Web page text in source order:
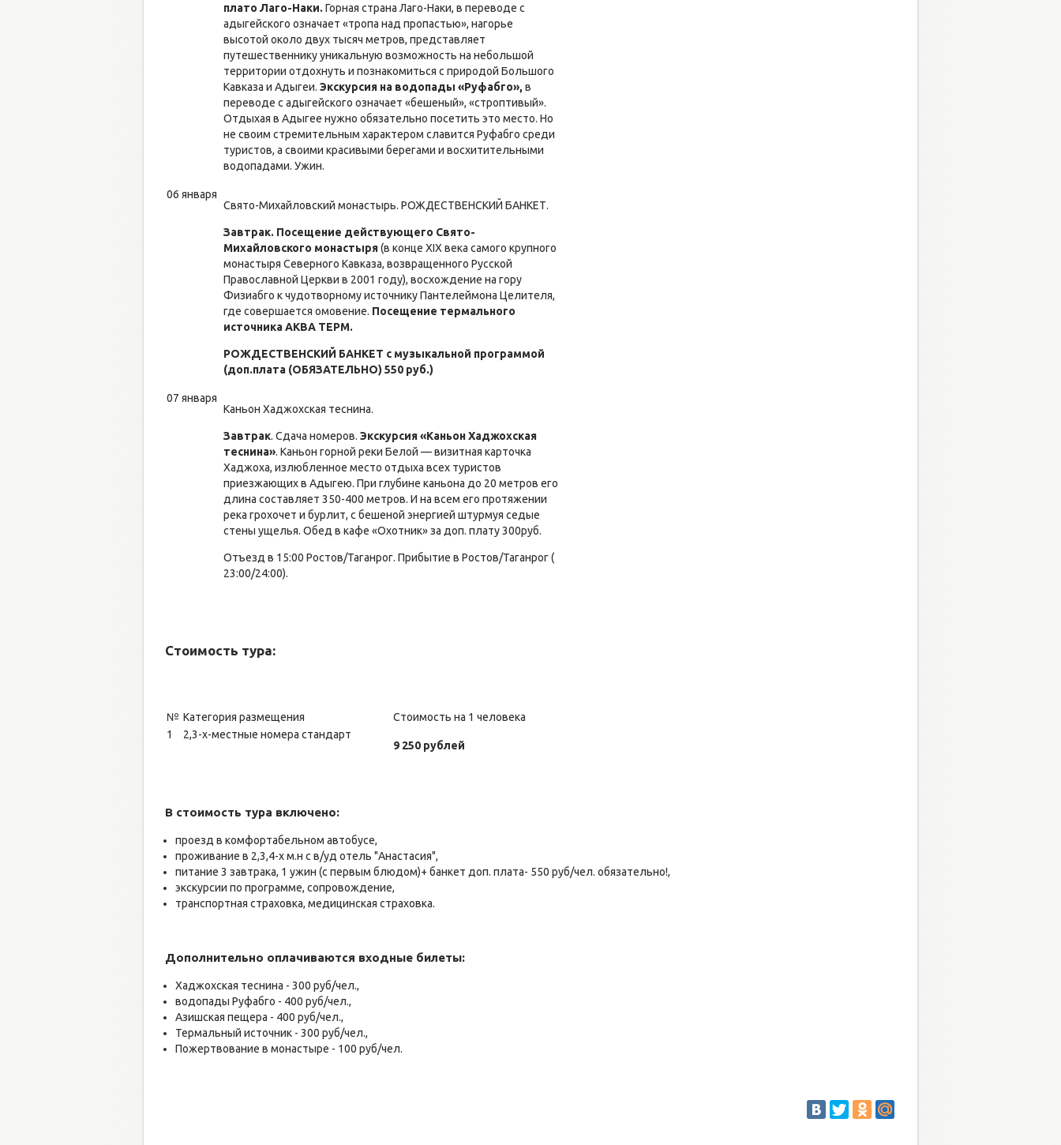
плато Лаго-Наки. Горная страна Лаго-Наки, в переводе с
адыгейского означает «тропа над пропастью», нагорье
высотой около двух тысяч метров, представляет
путешественнику уникальную возможность на небольшой
территории отдохнуть и познакомиться с природой Большого
Кавказа и Адыгеи. Экскурсия на водопады «Руфабго»,в
переводе с адыгейского означает «бешеный», «строптивый».
Отдыхая в Адыгее нужно обязательно посетить это место. Но
не своим стремительным характером славится Руфабго среди
туристов, а своими красивыми берегами и восхитительными
водопадами. Ужин.
06 января
Свято-Михайловский монастырь. РОЖДЕСТВЕНСКИЙ БАНКЕТ.
Завтрак. Посещение действующего Свято-
Михайловского монастыря(в конце XIX века самого крупного
монастыря Северного Кавказа, возвращенного Русской
Православной Церкви в 2001 году), восхождение на гору
Физиабго к чудотворному источнику Пантелеймона Целителя,
где совершается омовение. Посещение термального
источника АКВА ТЕРМ.
РОЖДЕСТВЕНСКИЙ БАНКЕТ с музыкальной программой
(доп.плата (ОБЯЗАТЕЛЬНО) 550 руб.)
07 января
Каньон Хаджохская теснина.
Завтрак. Сдача номеров. Экскурсия «Каньон Хаджохская
теснина». Каньон горной реки Белой — визитная карточка
Хаджоха, излюбленное место отдыха всех туристов
приезжающих в Адыгею. При глубине каньона до 20 метров его
длина составляет 350-400 метров. И на всем его протяжении
река грохочет и бурлит, с бешеной энергией штурмуя седые
стены ущелья. Обед в кафе «Охотник» за доп. плату 300руб.
Отъезд в 15:00 Ростов/Таганрог. Прибытие в Ростов/Таганрог (
23:00/24:00).
Стоимость тура:
№ Категория размещения
Стоимость на 1 человека
1
2,3-х-местные номера стандарт
9 250 рублей
В стоимость тура включено:
проезд в комфортабельном автобусе,
проживание в 2,3,4-х м.н с в/уд отель "Анастасия",
питание 3 завтрака, 1 ужин (с первым блюдом)+ банкет доп. плата- 550 руб/чел. обязательно!,
экскурсии по программе, сопровождение,
транспортная страховка, медицинская страховка.
Дополнительно оплачиваются входные билеты:
Хаджохская теснина - 300 руб/чел.,
водопады Руфабго - 400 руб/чел.,
Азишская пещера - 400 руб/чел.,
Термальный источник - 300 руб/чел.,
Пожертвование в монастыре - 100 руб/чел.